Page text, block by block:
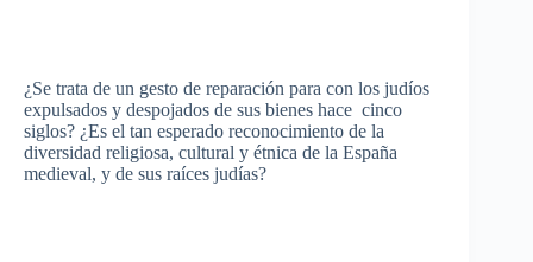
¿Se trata de un gesto de reparación para con los judíos
expulsados y despojados de sus bienes hace cinco
siglos? ¿Es el tan esperado reconocimiento de la
diversidad religiosa, cultural y étnica de la España
medieval, y de sus raíces judías?